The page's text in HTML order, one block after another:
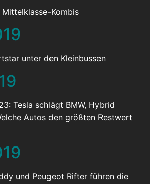
Kombis
unter den Kleinbussen
Tesla schlägt BMW, Hybrid
Autos den größten Restwert
und Peugeot Rifter führen die